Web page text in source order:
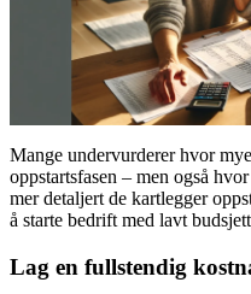
Mange undervurderer hvor
oppstartsfasen – men også
mer detaljert de kartlegger
å starte bedrift med lavt
Lag en fullstendig